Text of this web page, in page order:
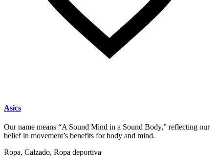
Asics
Our name means “A Sound Mind in a Sound Body,” reflecting our
belief in movement’s benefits for body and mind.
Ropa, Calzado, Ropa deportiva